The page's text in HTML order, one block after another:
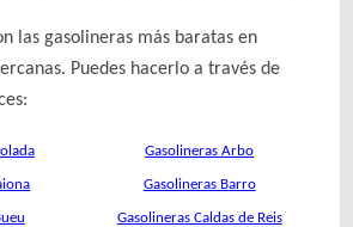
las gasolineras más baratas en
Puedes hacerlo a través de
Gasolineras Arbo
Gasolineras Barro
Gasolineras Caldas de Reis